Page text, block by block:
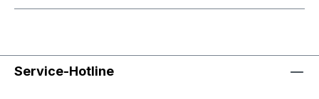
Service-Hotline